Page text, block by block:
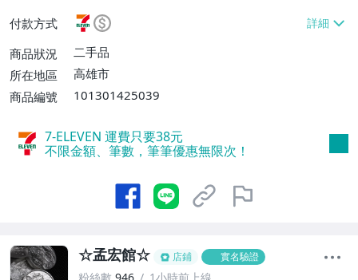
件或消費滿$20000免運費】、面交/自取/
不寄送【單件運費$40、滿80件或消費滿$2
0000免運費】、郵局掛號【單件運費$40、
滿80件或消費滿$20000免運費】
付款方式
商品狀況
二手品
所在地區
高雄市
商品編號
101301425039
7-ELEVEN 運費只要38元
不限金額、筆數，筆筆優惠無限次！
☆孟宏館☆ 店鋪 實名驗證